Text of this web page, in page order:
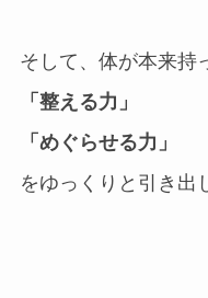
そして、体が本来持
「整える力」
「めぐらせる力」
をゆっくりと引き出